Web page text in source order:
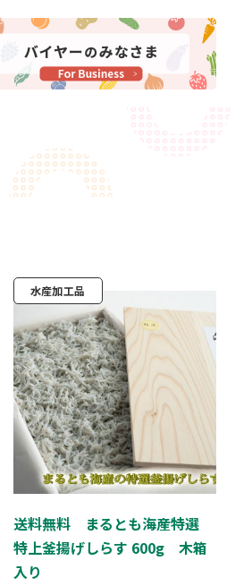
水産加工品
送料無料 まるとも海産特選
特上釜揚げしらす 600g 木箱
入り